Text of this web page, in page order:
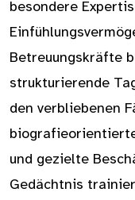
besondere
Betreuungskräfte
strukturierende
den verbliebenen
und gezielte
Gedächtnis